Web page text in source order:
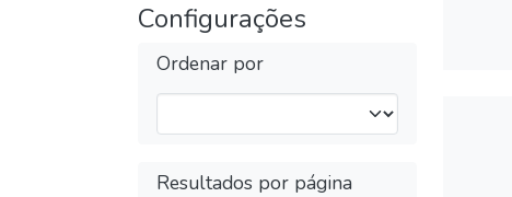
Configurações
Ordenar por
Resultados por página